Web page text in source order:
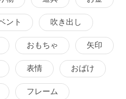
ント 吹き出し
おもちゃ 矢印
表情 おばけ
フレーム